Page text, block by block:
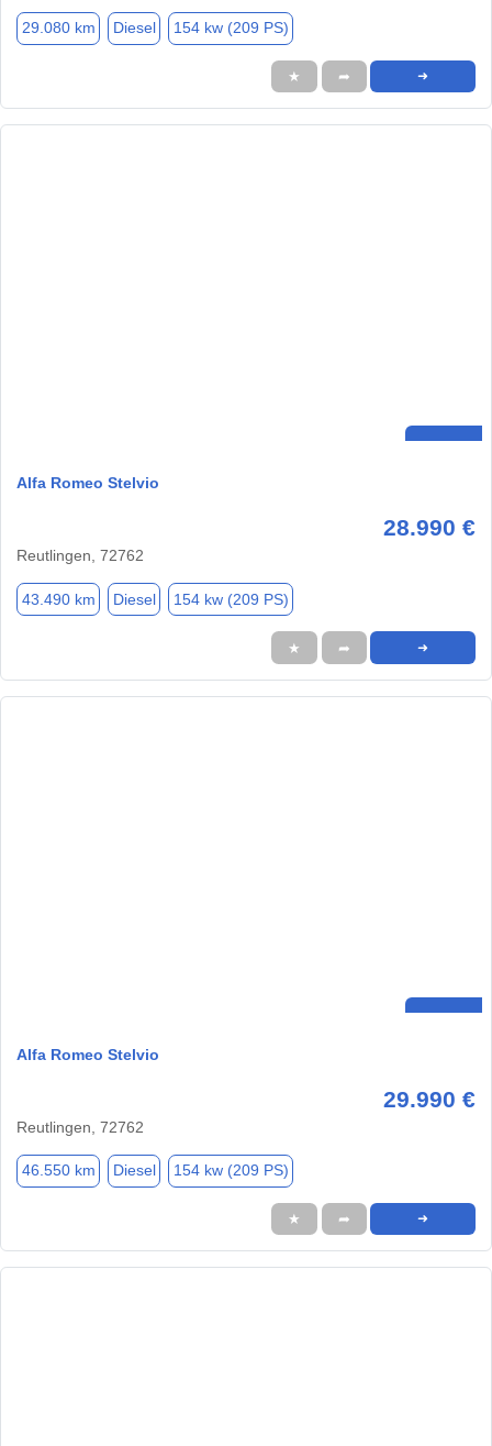
29.080 km Diesel 154 kw (209 PS)
★ ➦ ➜
Alfa Romeo Stelvio
28.990 €
Reutlingen, 72762
43.490 km Diesel 154 kw (209 PS)
★ ➦ ➜
Alfa Romeo Stelvio
29.990 €
Reutlingen, 72762
46.550 km Diesel 154 kw (209 PS)
★ ➦ ➜